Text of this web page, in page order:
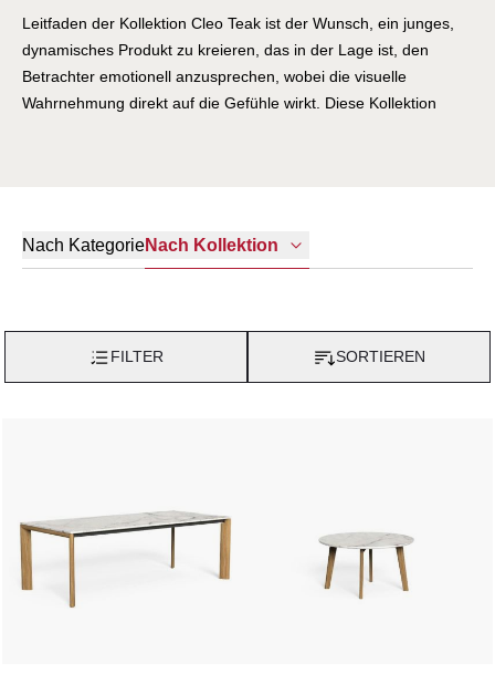
Leitfaden der Kollektion Cleo Teak ist der Wunsch, ein junges,
dynamisches Produkt zu kreieren, das in der Lage ist, den
Betrachter emotionell anzusprechen, wobei die visuelle
Wahrnehmung direkt auf die Gefühle wirkt. Diese Kollektion
überraschenden Eleganz der Textilbespannungen schaffen eine
junggebliebenes Publikum.
Nach KategorieNach Kollektion
FILTER SORTIEREN